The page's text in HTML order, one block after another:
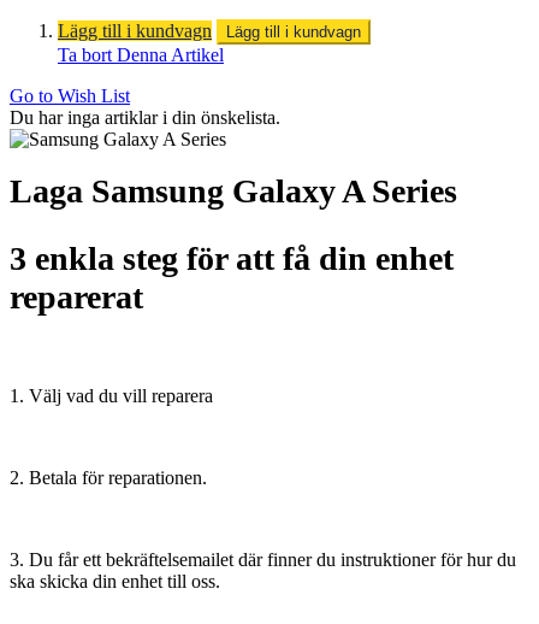
Lägg till i kundvagn Lägg till i kundvagn
Ta bort Denna Artikel
Go to Wish List
Du har inga artiklar i din önskelista.
Laga Samsung Galaxy A Series
3 enkla steg för att få din enhet
reparerat
1. Välj vad du vill reparera
2. Betala för reparationen.
3. Du får ett bekräftelsemailet där finner du instruktioner för hur du
ska skicka din enhet till oss.